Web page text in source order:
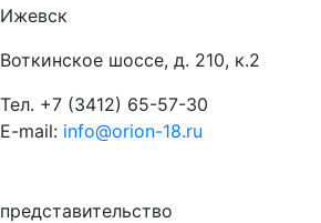
Ижевск
Воткинское шоссе, д. 210, к.2
Тел. +7 (3412) 65-57-30
E-mail: info@orion-18.ru
представительство